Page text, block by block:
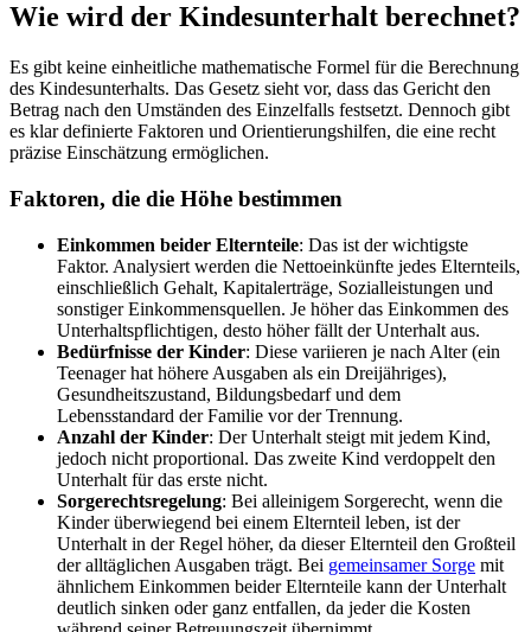
Wie wird der Kindesunterhalt berechnet?
Es gibt keine einheitliche mathematische Formel für die Berechnung
des Kindesunterhalts. Das Gesetz sieht vor, dass das Gericht den
Betrag nach den Umständen des Einzelfalls festsetzt. Dennoch gibt
es klar definierte Faktoren und Orientierungshilfen, die eine recht
präzise Einschätzung ermöglichen.
Faktoren, die die Höhe bestimmen
Einkommen beider Elternteile: Das ist der wichtigste
Faktor. Analysiert werden die Nettoeinkünfte jedes Elternteils,
einschließlich Gehalt, Kapitalerträge, Sozialleistungen und
sonstiger Einkommensquellen. Je höher das Einkommen des
Unterhaltspflichtigen, desto höher fällt der Unterhalt aus.
Bedürfnisse der Kinder: Diese variieren je nach Alter (ein
Teenager hat höhere Ausgaben als ein Dreijähriges),
Gesundheitszustand, Bildungsbedarf und dem
Lebensstandard der Familie vor der Trennung.
Anzahl der Kinder: Der Unterhalt steigt mit jedem Kind,
jedoch nicht proportional. Das zweite Kind verdoppelt den
Unterhalt für das erste nicht.
Sorgerechtsregelung: Bei alleinigem Sorgerecht, wenn die
Kinder überwiegend bei einem Elternteil leben, ist der
Unterhalt in der Regel höher, da dieser Elternteil den Großteil
der alltäglichen Ausgaben trägt. Bei gemeinsamer Sorge mit
ähnlichem Einkommen beider Elternteile kann der Unterhalt
deutlich sinken oder ganz entfallen, da jeder die Kosten